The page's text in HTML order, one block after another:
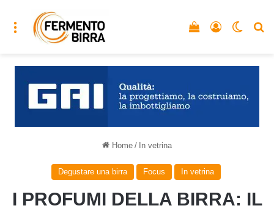
Menu Accedi
Vedi il carrello
Home / In vetrina
Degustare una birra Focus In vetrina
I PROFUMI DELLA BIRRA: IL